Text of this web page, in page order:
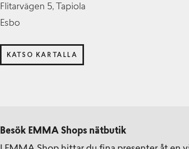
Flitarvägen 5, Tapiola
Esbo
KATSO KARTALLA
Besök EMMA Shops nätbutik